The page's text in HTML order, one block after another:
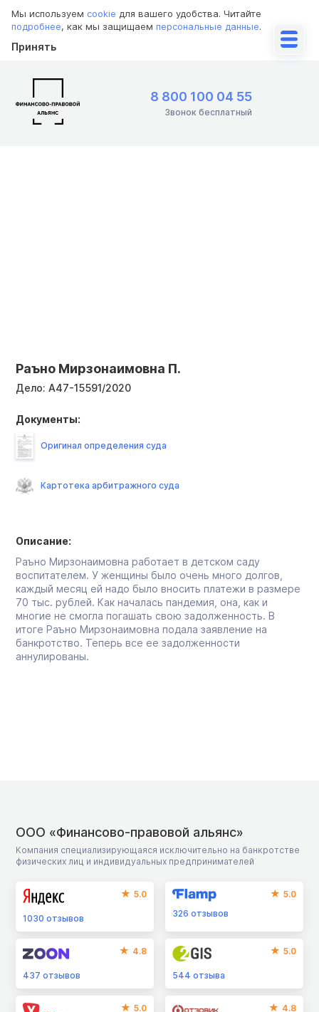
Мы используем cookie для вашего удобства. Читайте
подробнее, как мы защищаем персональные данные.
Принять
8 800 100 04 55
Звонок бесплатный
Раъно Мирзонаимовна П.
Дело: А47-15591/2020
Описание:
Раъно Мирзонаимовна работает в детском саду
воспитателем. У женщины было очень много долгов,
каждый месяц ей надо было вносить платежи в размере
70 тыс. рублей. Как началась пандемия, она, как и
многие не смогла погашать свою задолженность. В
итоге Раъно Мирзонаимовна подала заявление на
банкротство. Теперь все ее задолженности
аннулированы.
Документы:
Оригинал определения суда
Картотека арбитражного суда
ООО «Финансово-правовой альянс»
Компания специализирующаяся исключительно на банкротстве
физических лиц и индивидуальных предпринимателей
5.0
1030 отзывов
5.0
326отзывов
4.8
437 отзывов
5.0
544отзыва
5.0 4.8